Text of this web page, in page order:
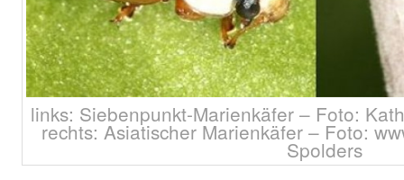
links: Siebenpunkt-Marienkäfer – Foto:
rechts: Asiatischer Marienkäfer – Foto:
Spolders